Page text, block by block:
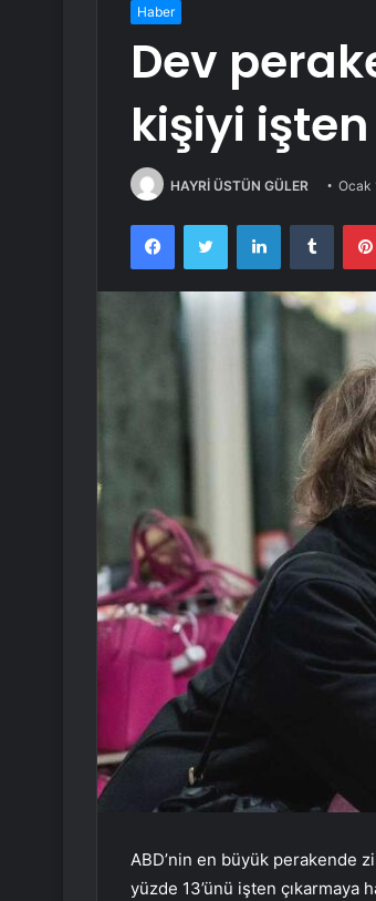
Haber
Dev
kişiyi işten
HAYRİ ÜSTÜN GÜLER Ocak
FacebookTwitter LinkedIn
ABD’nin en büyük perakende
yüzde 13’ünü işten çıkarmaya